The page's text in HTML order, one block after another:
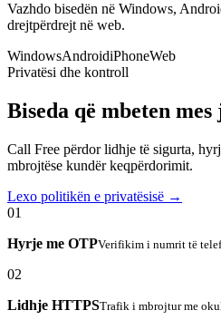
Vazhdo bisedën në Windows,
drejtpërdrejt në web.
WindowsAndroidiPhoneWeb
Privatësi dhe kontroll
Biseda që mbeten mes
Call Free përdor lidhje të sigurta,
mbrojtëse kundër keqpërdorimit.
Lexo politikën e privatësisë →
01
Hyrje me OTPVerifikim i numrit të
02
Lidhje HTTPSTrafik i mbrojtur me